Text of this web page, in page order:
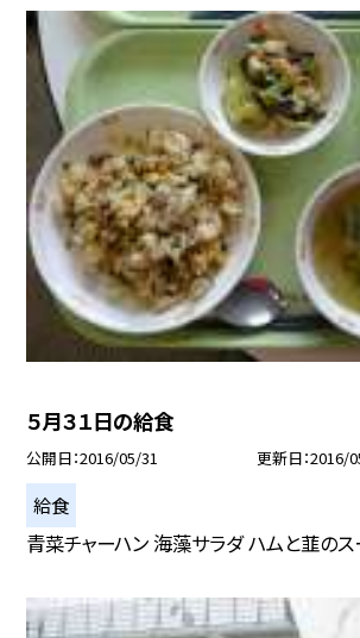
５月３１日の給食
公開日 2016/05/31 更新日 2016/
給食
青菜チャーハン 海藻サラダ ハムと韮の